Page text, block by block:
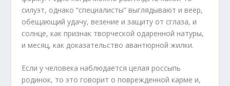
силуэт, однако “специалисты” выглядывают и веер,
обещающий удачу, везение и защиту от сглаза, и
солнце, как признак творческой одаренной натуры,
и месяц, как доказательство авантюрной жилки.
Если у человека наблюдается целая россыпь
родинок, то это говорит о поврежденной карме и,